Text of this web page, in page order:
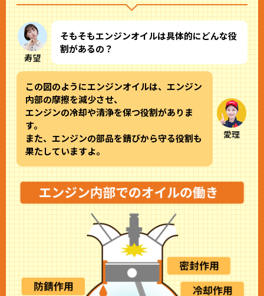
寿望
そもそもエンジンオイルは具体的にどんな役
割があるの？
愛理
この図のようにエンジンオイルは、エンジン
内部の摩擦を減少させ、
エンジンの冷却や清浄を保つ役割がありま
す。
また、エンジンの部品を錆びから守る役割も
果たしていますよ。